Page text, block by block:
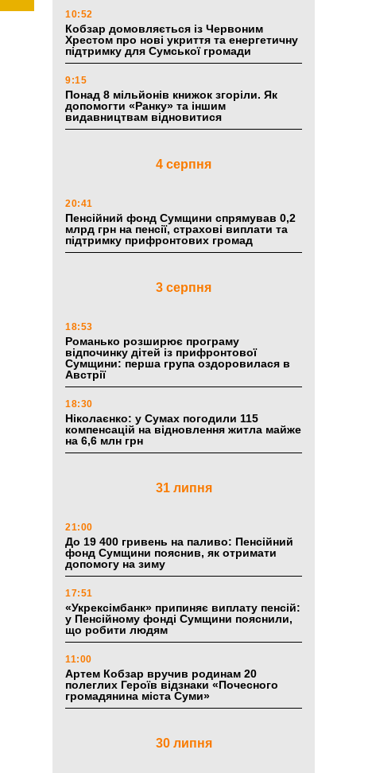
10:52
Кобзар домовляється із Червоним
Хрестом про нові укриття та енергетичну
підтримку для Сумської громади
9:15
Понад 8 мільйонів книжок згоріли. Як
допомогти «Ранку» та іншим
видавництвам відновитися
4 серпня
20:41
Пенсійний фонд Сумщини спрямував 0,2
млрд грн на пенсії, страхові виплати та
підтримку прифронтових громад
3 серпня
18:53
Романько розширює програму
відпочинку дітей із прифронтової
Сумщини: перша група оздоровилася в
Австрії
18:30
Ніколаєнко: у Сумах погодили 115
компенсацій на відновлення житла майже
на 6,6 млн грн
31 липня
21:00
До 19 400 гривень на паливо: Пенсійний
фонд Сумщини пояснив, як отримати
допомогу на зиму
17:51
«Укрексімбанк» припиняє виплату пенсій:
у Пенсійному фонді Сумщини пояснили,
що робити людям
11:00
Артем Кобзар вручив родинам 20
полеглих Героїв відзнаки «Почесного
громадянина міста Суми»
30 липня